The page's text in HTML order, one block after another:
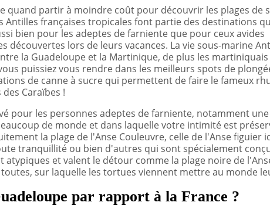
quand partir à moindre coût pour découvrir les plages de
Antilles françaises tropicales font partie des destinations
bien pour les adeptes de farniente que pour ceux avides
découvertes lors de leurs vacances. La vie sous-marine
la Guadeloupe et la Martinique, de plus les
puissiez vous rendre dans les meilleurs spots de
de canne à sucre qui permettent de faire le fameux
Caraïbes !
pour les personnes adeptes de farniente, notamment
de monde et dans laquelle votre intimité est
la plage de l'Anse Couleuvre, celle de l'Anse figuier
tranquillité ou bien d'autres qui sont spécialement
atypiques et valent le détour comme la plage noire de
sur laquelle les tortues viennent mettre au monde
par rapport à la France ?